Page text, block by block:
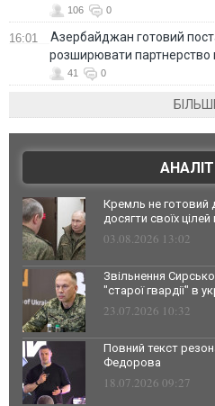
106 0
16:01
Азербайджан готовий
розширювати партнерство
41 0
Кремль не готовий
досягти своїх
03.08.2026 13:02
Звільнення
"старої гвардії" в
23.07.2026 10:32
Повний текст
Федорова
18.07.2026 09:27